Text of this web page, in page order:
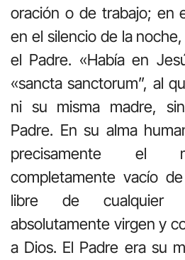
oración o de trabajo; en
en el silencio de la
el Padre. «Había en
«sancta sanctorum”, al
ni su misma madre,
Padre. En su alma
precisamente el
completamente vacío
libre de cualquier
absolutamente virgen y
a Dios. El Padre era su